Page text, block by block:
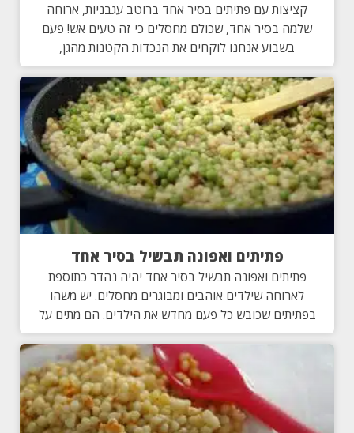
קציצות עם פתיתים בסיר אחד ברוטב עגבניות, ארוחה
שלמה בסיר אחד, שכולם מחסלים כי זה טעים אש! פעם
בשבוע אנחנו לוקחים את הנכדות הקטנות מהגן,
פתיתים ואפונה תבשיל בסיר אחד
פתיתים ואפונה תבשיל בסיר אחד יהיה נהדר כתוספת
לארוחה שילדים אוהבים ומבוגרים מחסלים. יש משהו
בפתיתים שכובש כל פעם מחדש את הילדים. הם מתים על